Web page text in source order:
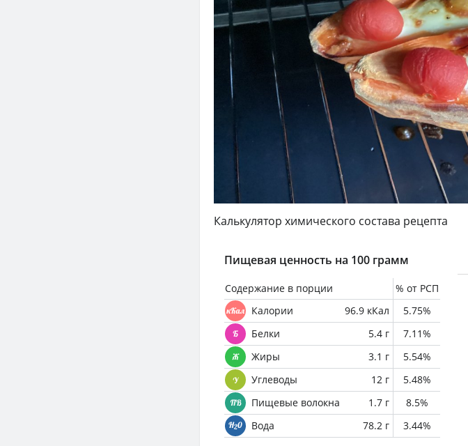
Калькулятор химического состава рецепта
Пищевая ценность на 100 грамм
Содержание в порции
% от РСП
Калории
96.9 кКал
5.75%
Белки
5.4 г
7.11%
Жиры
3.1 г
5.54%
Углеводы
12 г
5.48%
Пищевые волокна
1.7 г
8.5%
Вода
78.2 г 3.44%